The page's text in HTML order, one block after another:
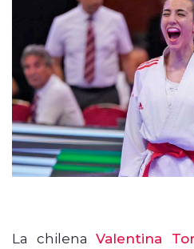
La chilenaValentina